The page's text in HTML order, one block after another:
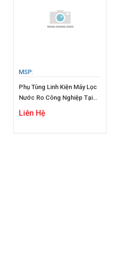
MSP:
Phụ Tùng Linh Kiện Máy Lọc
Nước Ro Công Nghiệp Tại
Huyện Vũng Liêm
Liên Hệ